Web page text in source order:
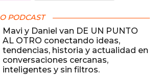
PODCAST
Mavi y Daniel van DE UN PUNTO
AL OTRO conectando ideas,
tendencias, historia y actualidad en
conversaciones cercanas,
inteligentes y sin filtros.